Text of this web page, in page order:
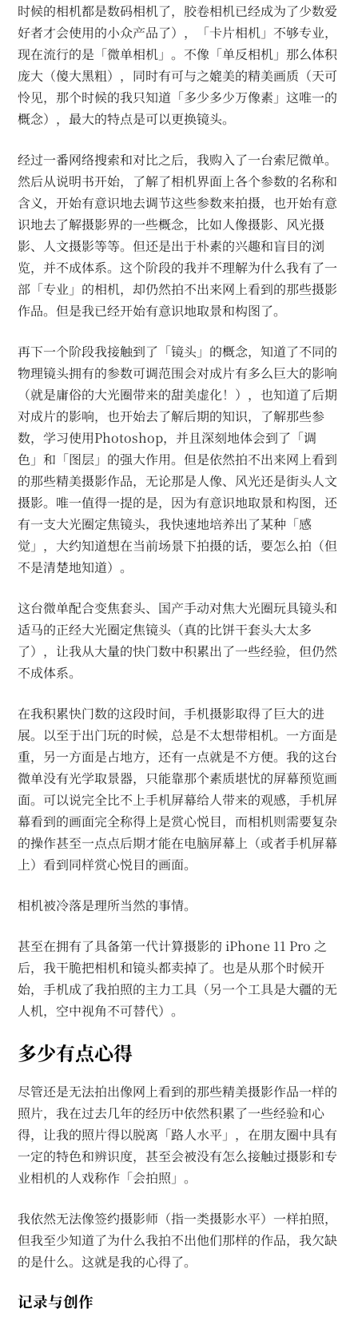
时候的相机都是数码相机了，胶卷相机已经成为了少数爱
好者才会使用的小众产品了），「卡片相机」不够专业，
现在流行的是「微单相机」。不像「单反相机」那么体积
庞大（傻大黑粗），同时有可与之媲美的精美画质（天可
怜见，那个时候的我只知道「多少多少万像素」这唯一的
概念），最大的特点是可以更换镜头。
经过一番网络搜索和对比之后，我购入了一台索尼微单。
然后从说明书开始，了解了相机界面上各个参数的名称和
含义，开始有意识地去调节这些参数来拍摄，也开始有意
识地去了解摄影界的一些概念，比如人像摄影、风光摄
影、人文摄影等等。但还是出于朴素的兴趣和盲目的浏
览，并不成体系。这个阶段的我并不理解为什么我有了一
部「专业」的相机，却仍然拍不出来网上看到的那些摄影
作品。但是我已经开始有意识地取景和构图了。
再下一个阶段我接触到了「镜头」的概念，知道了不同的
物理镜头拥有的参数可调范围会对成片有多么巨大的影响
（就是庸俗的大光圈带来的甜美虚化！），也知道了后期
对成片的影响，也开始去了解后期的知识，了解那些参
数，学习使用Photoshop，并且深刻地体会到了「调
色」和「图层」的强大作用。但是依然拍不出来网上看到
的那些精美摄影作品，无论那是人像、风光还是街头人文
摄影。唯一值得一提的是，因为有意识地取景和构图，还
有一支大光圈定焦镜头，我快速地培养出了某种「感
觉」，大约知道想在当前场景下拍摄的话，要怎么拍（但
不是清楚地知道）。
这台微单配合变焦套头、国产手动对焦大光圈玩具镜头和
适马的正经大光圈定焦镜头（真的比饼干套头大太多
了），让我从大量的快门数中积累出了一些经验，但仍然
不成体系。
在我积累快门数的这段时间，手机摄影取得了巨大的进
展。以至于出门玩的时候，总是不太想带相机。一方面是
重，另一方面是占地方，还有一点就是不方便。我的这台
微单没有光学取景器，只能靠那个素质堪忧的屏幕预览画
面。可以说完全比不上手机屏幕给人带来的观感，手机屏
幕看到的画面完全称得上是赏心悦目，而相机则需要复杂
的操作甚至一点点后期才能在电脑屏幕上（或者手机屏幕
上）看到同样赏心悦目的画面。
相机被冷落是理所当然的事情。
甚至在拥有了具备第一代计算摄影的 iPhone 11 Pro 之
后，我干脆把相机和镜头都卖掉了。也是从那个时候开
始，手机成了我拍照的主力工具（另一个工具是大疆的无
人机，空中视角不可替代）。
多少有点心得
尽管还是无法拍出像网上看到的那些精美摄影作品一样的
照片，我在过去几年的经历中依然积累了一些经验和心
得，让我的照片得以脱离「路人水平」，在朋友圈中具有
一定的特色和辨识度，甚至会被没有怎么接触过摄影和专
业相机的人戏称作「会拍照」。
我依然无法像签约摄影师（指一类摄影水平）一样拍照，
但我至少知道了为什么我拍不出他们那样的作品，我欠缺
的是什么。这就是我的心得了。
记录与创作